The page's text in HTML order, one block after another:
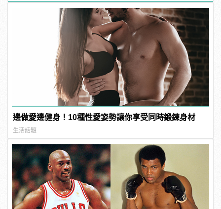
邊做愛邊健身！10種性愛姿勢讓你享受同時鍛鍊身材
生活話題